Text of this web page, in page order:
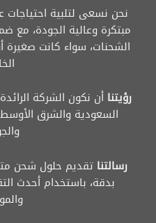
نحن نسعى لتلبية
مبتكرة وعالية الجودة، مع
الشحنات، سواء كانت صغيرة
رؤيتنا أن نكون الشركة
السعودية والشرق
رسالتنا تقديم حلول شحن
بدقة، باستخدام أحدث